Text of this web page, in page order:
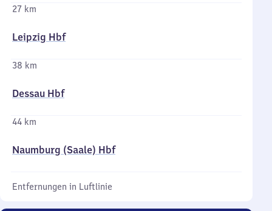
27 km
Leipzig Hbf
38 km
Dessau Hbf
44 km
Naumburg (Saale) Hbf
Entfernungen in Luftlinie